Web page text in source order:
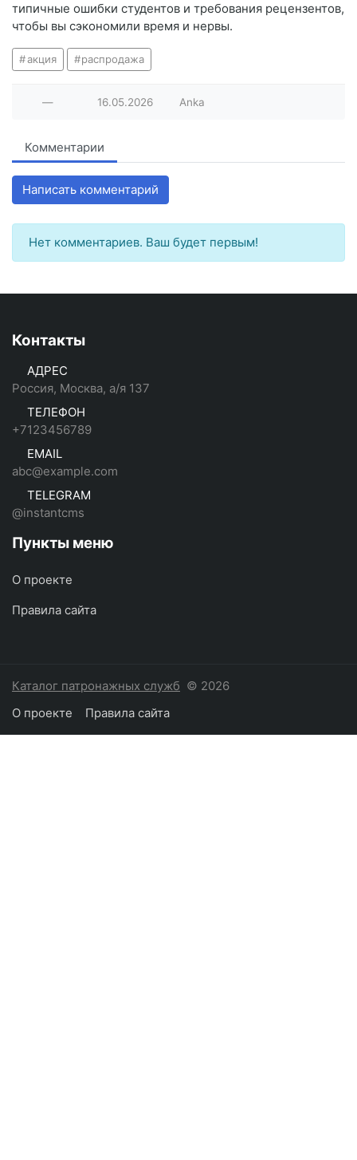
типичные ошибки студентов и требования рецензентов,
чтобы вы сэкономили время и нервы.
акция распродажа
— 16.05.2026 Anka
Комментарии
Написать комментарий
Нет комментариев. Ваш будет первым!
Контакты
АДРЕС
Россия, Москва, а/я 137
ТЕЛЕФОН
+7123456789
EMAIL
abc@example.com
TELEGRAM
@instantcms
Пункты меню
О проекте
Правила сайта
Каталог патронажных служб © 2026
О проекте
Правила сайта